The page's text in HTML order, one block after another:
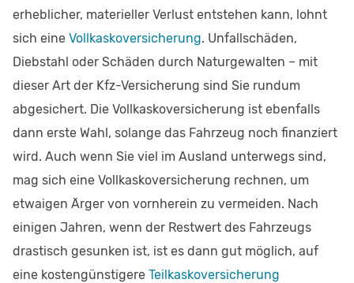
erheblicher, materieller Verlust entstehen kann, lohnt
sich eine Vollkaskoversicherung. Unfallschäden,
Diebstahl oder Schäden durch Naturgewalten – mit
dieser Art der Kfz-Versicherung sind Sie rundum
abgesichert. Die Vollkaskoversicherung ist ebenfalls
dann erste Wahl, solange das Fahrzeug noch finanziert
wird. Auch wenn Sie viel im Ausland unterwegs sind,
mag sich eine Vollkaskoversicherung rechnen, um
etwaigen Ärger von vornherein zu vermeiden. Nach
einigen Jahren, wenn der Restwert des Fahrzeugs
drastisch gesunken ist, ist es dann gut möglich, auf
eine kostengünstigere Teilkaskoversicherung